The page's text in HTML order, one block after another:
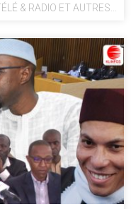
& RADIO ET AUTRES...